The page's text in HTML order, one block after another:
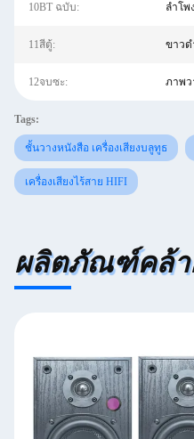
10BT ฉบับ: ลำโพ
11สีตู้: ขาวด
12จบซะ: ภาพว
Tags:
ชั้นวางหนังสือ เครื่องเสียงบลูทูธ
เครื่องเสียงไร้สาย HIFI
ผลิตภัณฑ์คล้า